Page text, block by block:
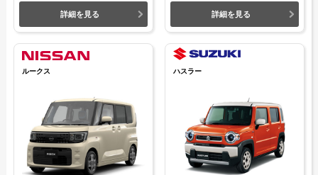
詳細を見る 詳細を見る
ルークス ハスラー